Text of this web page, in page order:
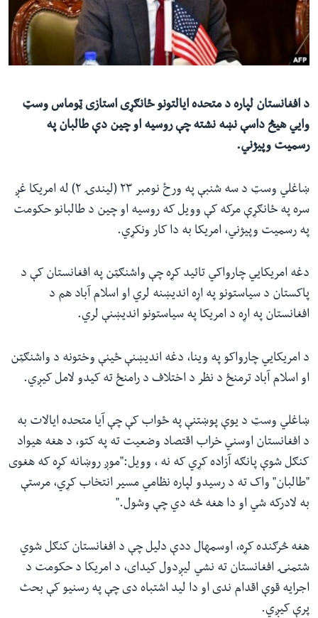
شئ
لټون
ځای
شئ
له مونږ سره په تماس کې پاتې شئ
ژبې
د افغانستان لپاره د متحده ایالتونو ځانګړی استازی ټوماس وسټ
وایي هیڅ داسې نښه نشته چې روسیه او چین دې طالبان په
رسمیت وپيژني.
ښاغلي وسټ د سه شنبې په ورځ نومبر ۲۳ (لیندۍ ۲) له امریکا غږ
سره په ځانګړې مرکه کې وویل که روسیه او چین د طالبانو حکومت
په رسمیت وپيژني، امریکا به دا کار ونکړي.
دغه امریکایي چارواکي تائید کړه چې واشنګټن په افغانستان کې د
پاکستان د سیاستونو په اړه اندیښنه لري او اسلام آباد هم د
افغانستان په اړه د امریکا په سیاستونو اندیښنې لري.
د امریکایي چارواکو په وینا، دغه اندیښنې ځینې وختونه د واشنګټن
او اسلام آباد ترمنځ د نظر د اختلاف د رامنځ ته کیدو لامل کیږي.
ښاغلي وسټ د یوې پوښتنې په ځواب کې چې آیا متحده ایالات به
د افغانستان اوسني خراب اقتصاد وضعیت ته په کتو، د هغه هیواد
کنګل شوې پانګه آزاده کړي که نه ، وویل:"موږ روښانه کړه که هغوی
"طالبان" واک ته د رسیدو لپاره نظامي مسیر انتخاب کړي، مرستې
به لادرکه شي او دا هغه څه دي چې وشول."
هغه څرګنده کړه، اوسمهال ددې دلیل چې د افغانستان کنګل شوي
شتمنۍ افغانستان ته نشي لیږدول کیدای، د امریکا د حکومت د
اجرایه قوې اقدام ندی او دا لید اشتباه دی چې په رسنیو کې بحث
پرې کیږي.